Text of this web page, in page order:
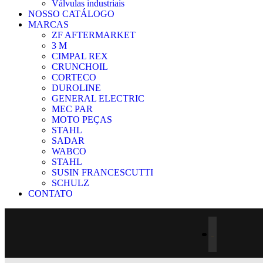
Válvulas industriais
NOSSO CATÁLOGO
MARCAS
ZF AFTERMARKET
3 M
CIMPAL REX
CRUNCHOIL
CORTECO
DUROLINE
GENERAL ELECTRIC
MEC PAR
MOTO PEÇAS
STAHL
SADAR
WABCO
STAHL
SUSIN FRANCESCUTTI
SCHULZ
CONTATO